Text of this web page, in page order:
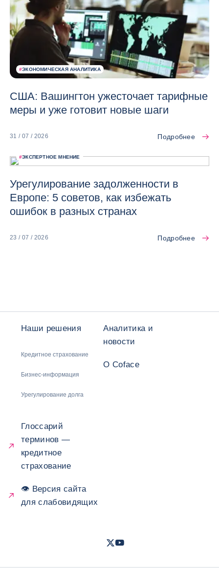
#ЭКОНОМИЧЕСКАЯ АНАЛИТИКА
США: Вашингтон ужесточает тарифные
меры и уже готовит новые шаги
31 / 07 / 2026 Подробнее
#ЭКСПЕРТНОЕ МНЕНИЕ
Урегулирование задолженности в
Европе: 5 советов, как избежать
ошибок в разных странах
23 / 07 / 2026 Подробнее
Наши решения
Кредитное страхование
Бизнес-информация
Урегулирование долга
Аналитика и
новости
О Coface
Глоссарий
терминов —
кредитное
страхование
👁 Версия сайта
для слабовидящих
TwitterYoutube